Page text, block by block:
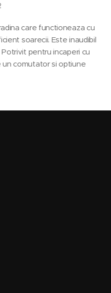
care functioneaza cu
soarecii. Este inaudibil
pentru incaperi cu
un comutator si optiune